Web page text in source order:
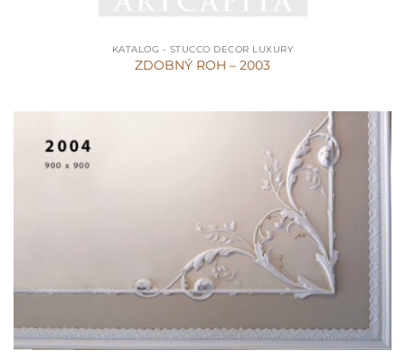
KATALOG - STUCCO DECOR LUXURY
ZDOBNÝ ROH – 2003